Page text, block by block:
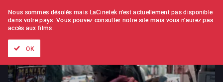
À L'UNITÉ ABONNEMENT
Nous sommes désolés mais LaCinetek n'est actuellement pas disponible
dans votre pays. Vous pouvez consulter notre site mais vous n'aurez pas
accès aux films.
OK